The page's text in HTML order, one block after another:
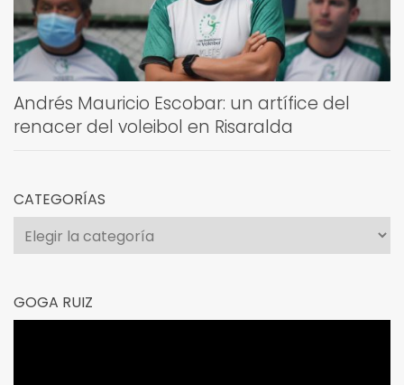
Andrés Mauricio Escobar: un artífice del
renacer del voleibol en Risaralda
CATEGORÍAS
Categorías
GOGA RUIZ